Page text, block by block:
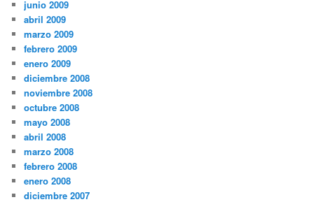
junio 2009
abril 2009
marzo 2009
febrero 2009
enero 2009
diciembre 2008
noviembre 2008
octubre 2008
mayo 2008
abril 2008
marzo 2008
febrero 2008
enero 2008
diciembre 2007